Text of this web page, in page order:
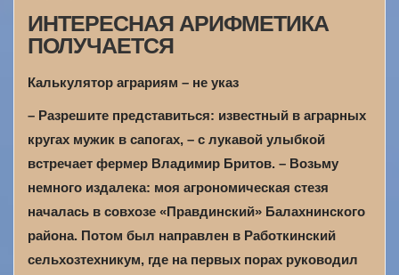
ИНТЕРЕСНАЯ АРИФМЕТИКА
ПОЛУЧАЕТСЯ
Калькулятор аграриям – не указ
– Разрешите представиться: известный в аграрных
кругах мужик в сапогах, – с лукавой улыбкой
встречает фермер Владимир Бритов. – Возьму
немного издалека: моя агрономическая стезя
началась в совхозе «Правдинский» Балахнинского
района. Потом был направлен в Работкинский
сельхозтехникум, где на первых порах руководил